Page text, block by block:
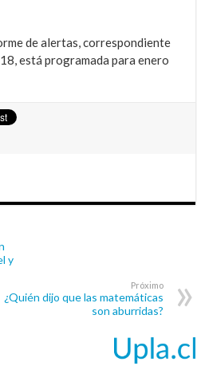
de alertas, correspondiente
está programada para enero
y
Próximo
¿Quién dijo que las matemáticas
son aburridas?